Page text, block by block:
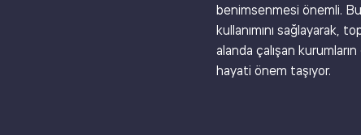
benimsenmesi önemli.
kullanımını sağlayarak,
alanda çalışan
hayati önem taşıyor.